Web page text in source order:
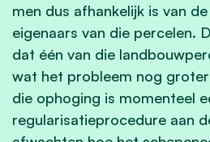
men dus afhankelijk is van
eigenaars van die percelen.
dat één van die
wat het probleem nog
die ophoging is momenteel
regularisatieprocedure aan